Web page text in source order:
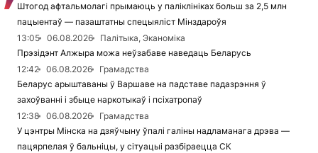
Штогод афтальмолагі прымаюць у паліклініках больш за 2,5 млн
пацыентаў — пазаштатны спецыяліст Мінздароўя
13:05
06.08.2026
Палітыка, Эканоміка
Прэзідэнт Алжыра можа неўзабаве наведаць Беларусь
12:42
06.08.2026
Грамадства
Беларус арыштаваны ў Варшаве на падставе падазрэння ў
захоўванні і збыце наркотыкаў і псіхатропаў
12:38
06.08.2026
Грамадства
У цэнтры Мінска на дзяўчыну ўпалі галіны надламанага дрэва —
пацярпелая ў бальніцы, у сітуацыі разбіраецца СК